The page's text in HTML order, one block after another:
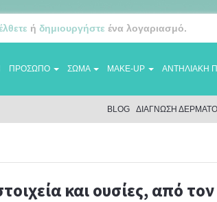
ή δημιουργήστε ένα λογαριασμό.
ΠΡΟΣΩΠΟ ΣΩΜΑ MAKE-UP ΑΝΤΗΛΙΑΚΗ
BLOG ΔΙΑΓΝΩΣΗ
και ουσίες, από